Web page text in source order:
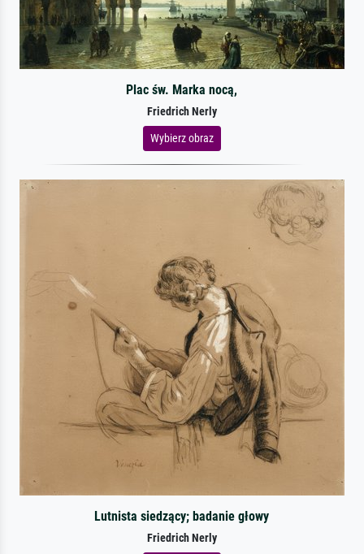
Plac św. Marka nocą,
Friedrich Nerly
Wybierz obraz
Lutnista siedzący; badanie głowy
Friedrich Nerly